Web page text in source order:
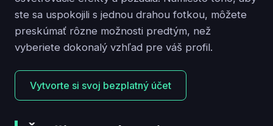
ste sa uspokojili s jednou drahou fotkou, môžete
preskúmať rôzne možnosti predtým, než
vyberiete dokonalý vzhľad pre váš profil.
Vytvorte si svoj bezplatný účet